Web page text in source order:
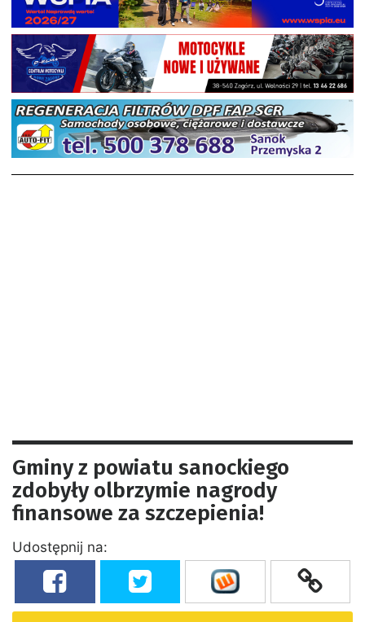
Gminy z powiatu sanockiego
zdobyły olbrzymie nagrody
finansowe za szczepienia!
Udostępnij na: